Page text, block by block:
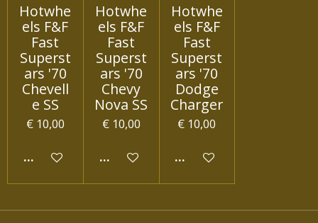
Hotwhe
els F&F
Fast
Superst
ars '70
Chevell
e SS
€ 10,00
IN WINKELWAGEN
Hotwhe
els F&F
Fast
Superst
ars '70
Chevy
Nova SS
€ 10,00
IN WINKELWAGEN
Hotwhe
els F&F
Fast
Superst
ars '70
Dodge
Charger
€ 10,00
IN WINKELWAGEN